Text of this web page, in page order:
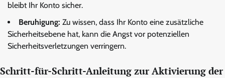
bleibt Ihr Konto sicher.
Beruhigung: Zu wissen, dass Ihr Konto eine zusätzliche
Sicherheitsebene hat, kann die Angst vor potenziellen
Sicherheitsverletzungen verringern.
Schritt-für-Schritt-Anleitung zur Aktivierung der